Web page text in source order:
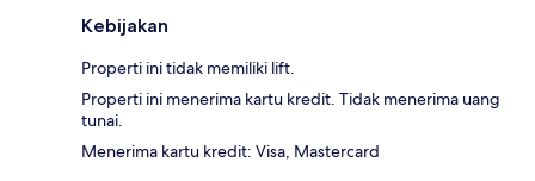
Kebijakan
Properti ini tidak memiliki lift.
Properti ini menerima kartu kredit. Tidak menerima uang
tunai.
Menerima kartu kredit: Visa, Mastercard